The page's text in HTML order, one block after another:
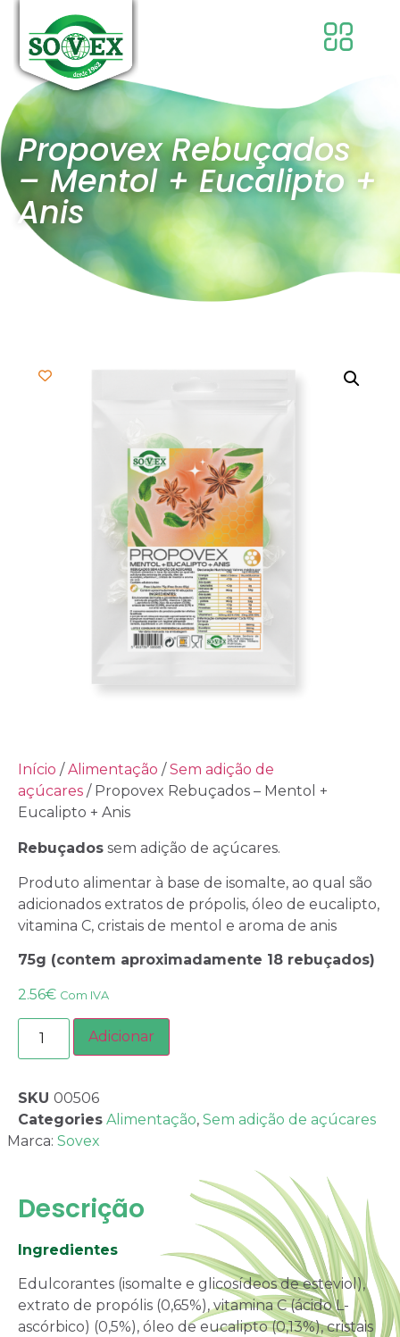
Propovex Rebuçados
– Mentol + Eucalipto +
Anis
Início / Alimentação / Sem adição de
açúcares / Propovex Rebuçados – Mentol +
Eucalipto + Anis
Rebuçados sem adição de açúcares.
Produto alimentar à base de isomalte, ao qual são
adicionados extratos de própolis, óleo de eucalipto,
vitamina C, cristais de mentol e aroma de anis
75g (contem aproximadamente 18 rebuçados)
2.56€ Com IVA
Adicionar
SKU 00506
Categories Alimentação, Sem adição de açúcares
Marca: Sovex
Descrição
Ingredientes
Edulcorantes (isomalte e glicosídeos de esteviol),
extrato de propólis (0,65%), vitamina C (ácido L-
ascórbico) (0,5%), óleo de eucalipto (0,13%), cristais